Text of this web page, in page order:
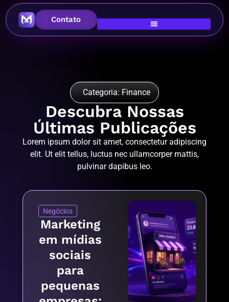
Contato
Categoria: Finance
Descubra Nossas
Últimas Publicações
Lorem ipsum dolor sit amet, consectetur adipiscing
elit. Ut elit tellus, luctus nec ullamcorper mattis,
pulvinar dapibus leo.
Negócios
Marketing
em mídias
sociais
para
pequenas